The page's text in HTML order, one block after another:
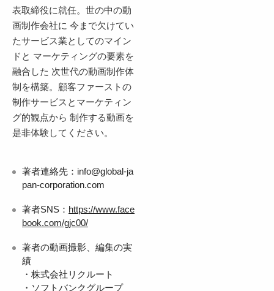
表取締役に就任。世の中の動
画制作会社に 今まで欠けてい
たサービス業としてのマイン
ドと マーケティングの要素を
融合した 次世代の動画制作体
制を構築。顧客ファーストの
制作サービスとマーケティン
グ的観点から 制作する動画を
是非体験してください。
著者連絡先：info@global-ja
pan-corporation.com
著者SNS： https://www.face
book.com/gjc00/
著者の動画撮影、編集の実
績
・株式会社リクルート
・ソフトバンクグループ